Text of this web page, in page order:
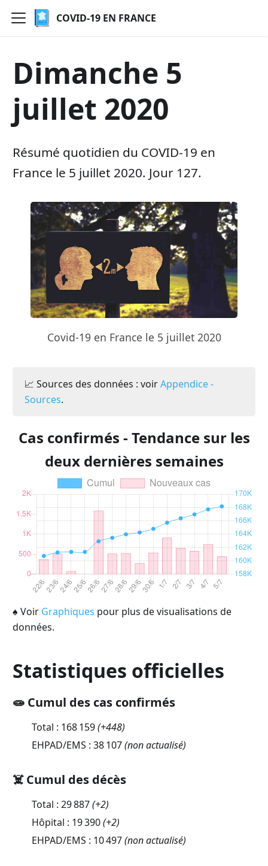
COVID-19 EN FRANCE
Dimanche 5
juillet 2020
Résumé quotidien du COVID-19 en
France le 5 juillet 2020. Jour 127.
Covid-19 en France le 5 juillet 2020
📈 Sources des données : voirAppendice -
Sources.
Cas confirmés - Tendance sur les
deux dernières semaines
♠ Voir Graphiques pour plus de visualisations de
données.
Statistiques officielles
🧫 Cumul des cas confirmés
Total : 168 159(+448)
EHPAD/EMS : 38 107(non actualisé)
☠️ Cumul des décès
Total : 29 887(+2)
Hôpital : 19 390(+2)
EHPAD/EMS : 10 497(non actualisé)